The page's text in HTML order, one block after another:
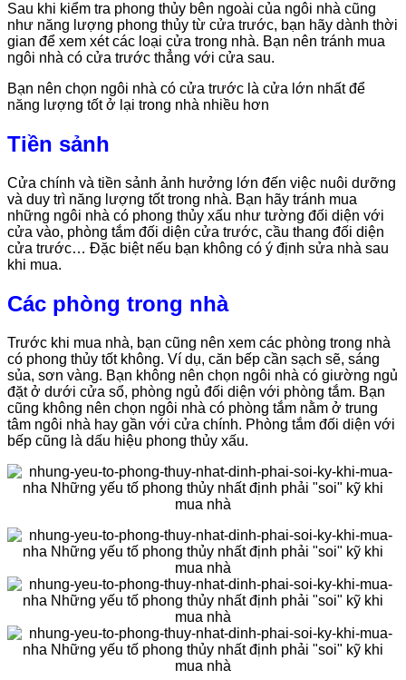
Sau khi kiểm tra phong thủy bên ngoài của ngôi nhà cũng
như năng lượng phong thủy từ cửa trước, bạn hãy dành thời
gian để xem xét các loại cửa trong nhà. Bạn nên tránh mua
ngôi nhà có cửa trước thẳng với cửa sau.
Bạn nên chọn ngôi nhà có cửa trước là cửa lớn nhất để
năng lượng tốt ở lại trong nhà nhiều hơn
Tiền sảnh
Cửa chính và tiền sảnh ảnh hưởng lớn đến việc nuôi dưỡng
và duy trì năng lượng tốt trong nhà. Bạn hãy tránh mua
những ngôi nhà có phong thủy xấu như tường đối diện với
cửa vào, phòng tắm đối diện cửa trước, cầu thang đối diện
cửa trước… Đặc biệt nếu bạn không có ý định sửa nhà sau
khi mua.
Các phòng trong nhà
Trước khi mua nhà, bạn cũng nên xem các phòng trong nhà
có phong thủy tốt không. Ví dụ, căn bếp cần sạch sẽ, sáng
sủa, sơn vàng. Bạn không nên chọn ngôi nhà có giường ngủ
đặt ở dưới cửa sổ, phòng ngủ đối diện với phòng tắm. Bạn
cũng không nên chọn ngôi nhà có phòng tắm nằm ở trung
tâm ngôi nhà hay gần với cửa chính. Phòng tắm đối diện với
bếp cũng là dấu hiệu phong thủy xấu.